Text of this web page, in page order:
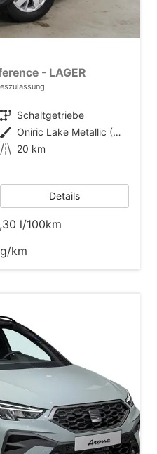
- LAGER
Getriebe Schaltgetriebe
Außenfarbe
Oniric Lake Metallic (M6)
Kilometerstand 20 km
Details
l/100km
km